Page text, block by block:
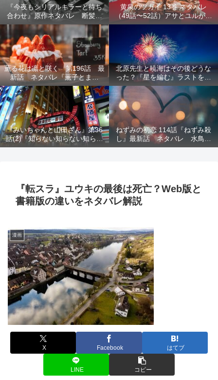
『今夜もシリアルキラーと待ち
合わせ』原作ネタバレ 断髪オ
ブジェ殺人事件 犯人の正体や
結末を解説
黄泉のツガイ 13巻 ネタバレ
（49話〜52話）アサとユルが家
出！西ノ村の真実とヒカルの決
意を解説
薫る花は凛と咲く 第196話 最
新話 ネタバレ『薫子とまど
か』
北原先生と暁海はその後どうな
った？『星を編む』ラストをネ
タバレ解説
『みいちゃんと山田さん』第36
話(2)『知らない知らない知らな
い』最新話 ネタバレ 犯人確
ねずみの初恋 114話『ねずみ殺
し』最新話 ネタバレ 水鳥死
亡 鯆を殺すか
『転スラ』ユウキの最後は死亡？Web版と
書籍版の違いをネタバレ解説
漫画
X Facebook はてブ
LINE コピー